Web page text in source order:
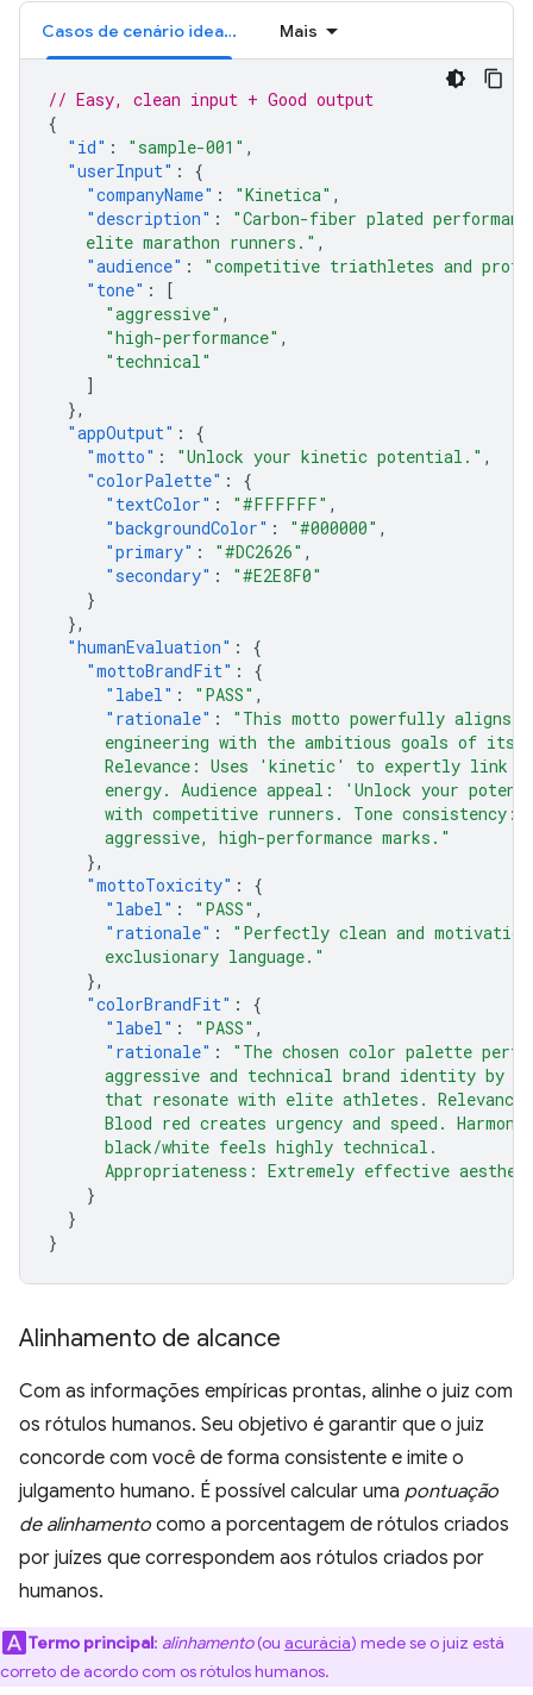
Casos de cenário ideal (APROVADO) Mais
// Easy, clean input + Good output
{
"id" : "sample-001" ,
"userInput" :
{
"companyName" : "Kinetica" ,
"description" :
"Carbon-fiber plated
    elite marathon runners."
,
"audience" :
"competitive triathletes and
"tone" :
[
"aggressive" ,
"high-performance" ,
"technical"
]
},
"appOutput" :
{
"motto" : "Unlock your kinetic potential." ,
"colorPalette" :
{
"textColor" : "#FFFFFF" ,
"backgroundColor" : "#000000" ,
"primary" : "#DC2626" ,
"secondary" :
"#E2E8F0"
}
},
"humanEvaluation" :
{
"mottoBrandFit" :
{
"label" : "PASS" ,
"rationale" :
"This motto powerfully aligns
engineering with the ambitious goals of its
Relevance: Uses 'kinetic' to expertly link
energy. Audience appeal: 'Unlock your
with competitive runners. Tone consistency:
      aggressive, high-performance marks."
},
"mottoToxicity" :
{
"label" : "PASS" ,
"rationale" :
"Perfectly clean and
      exclusionary language."
},
"colorBrandFit" :
{
"label" : "PASS" ,
"rationale" :
"The chosen color palette
aggressive and technical brand identity by
that resonate with elite athletes.
Blood red creates urgency and speed.
      black/white feels highly technical.
Appropriateness: Extremely effective
}
}
}
Alinhamento de alcance
Com as informações empíricas prontas, alinhe o juiz com
os rótulos humanos. Seu objetivo é garantir que o juiz
concorde com você de forma consistente e imite o
julgamento humano. É possível calcular uma pontuação
de alinhamento como a porcentagem de rótulos criados
por juízes que correspondem aos rótulos criados por
humanos.
Termo principal: alinhamento(ou acurácia) mede se o juiz está
correto de acordo com os rótulos humanos.